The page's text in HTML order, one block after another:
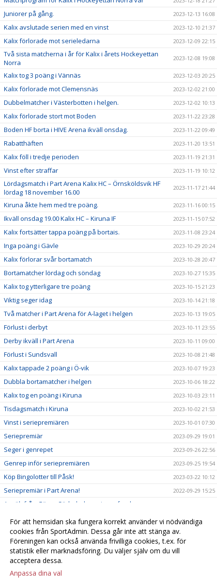
Juniorer på gång. 2023-12-13 16:08
Kalix avslutade serien med en vinst 2023-12-10 21:37
Kalix förlorade mot serieledarna 2023-12-09 22:15
Två sista matcherna i år för Kalix i årets Hockeyettan
Norra
2023-12-08 19:08
Kalix tog 3 poäng i Vännäs 2023-12-03 20:25
Kalix förlorade mot Clemensnäs 2023-12-02 21:00
Dubbelmatcher i Västerbotten i helgen. 2023-12-02 10:13
Kalix förlorade stort mot Boden 2023-11-22 23:28
Boden HF borta i HIVE Arena ikväll onsdag. 2023-11-22 09:49
Rabatthäften 2023-11-20 13:51
Kalix föll i tredje perioden 2023-11-19 21:31
Vinst efter straffar 2023-11-19 10:12
Lördagsmatch i Part Arena Kalix HC – Örnsköldsvik HF
lördag 18 november 16.00
2023-11-17 21:44
Kiruna åkte hem med tre poäng. 2023-11-16 00:15
Ikväll onsdag 19.00 Kalix HC – Kiruna IF 2023-11-15 07:52
Kalix fortsätter tappa poäng på bortais. 2023-11-08 23:24
Inga poäng i Gävle 2023-10-29 20:24
Kalix förlorar svår bortamatch 2023-10-28 20:47
Bortamatcher lördag och söndag 2023-10-27 15:35
Kalix tog ytterligare tre poäng 2023-10-15 21:23
Viktig seger idag 2023-10-14 21:18
Två matcher i Part Arena för A-laget i helgen 2023-10-13 19:05
Förlust i derbyt 2023-10-11 23:55
Derby ikväll i Part Arena 2023-10-11 09:00
Förlust i Sundsvall 2023-10-08 21:48
Kalix tappade 2 poäng i Ö-vik 2023-10-07 19:23
Dubbla bortamatcher i helgen 2023-10-06 18:22
Kalix tog en poäng i Kiruna 2023-10-03 23:11
Tisdagsmatch i Kiruna 2023-10-02 21:53
Vinst i seriepremiären 2023-10-01 07:30
Seriepremiär 2023-09-29 19:01
Seger i genrepet 2023-09-26 22:56
Genrep inför seriepremiären 2023-09-25 19:54
Köp Bingolotter till Påsk! 2023-03-22 10:12
Seriepremiär i Part Arena! 2022-09-29 15:25
Ansök från Göran Söderholms minnesfond
Kvartsfinal i Part Arena! 2022-06-07 14:06
Semifinal! 2022-06-02 14:03
Välkommen till er nya hemsida! 2022-05-31 13:58
För att hemsidan ska fungera korrekt använder vi nödvändiga
cookies från SportAdmin. Dessa går inte att stänga av.
Föreningen kan också använda frivilliga cookies, t.ex. för
statistik eller marknadsföring. Du väljer själv om du vill
acceptera dessa.
Anpassa dina val